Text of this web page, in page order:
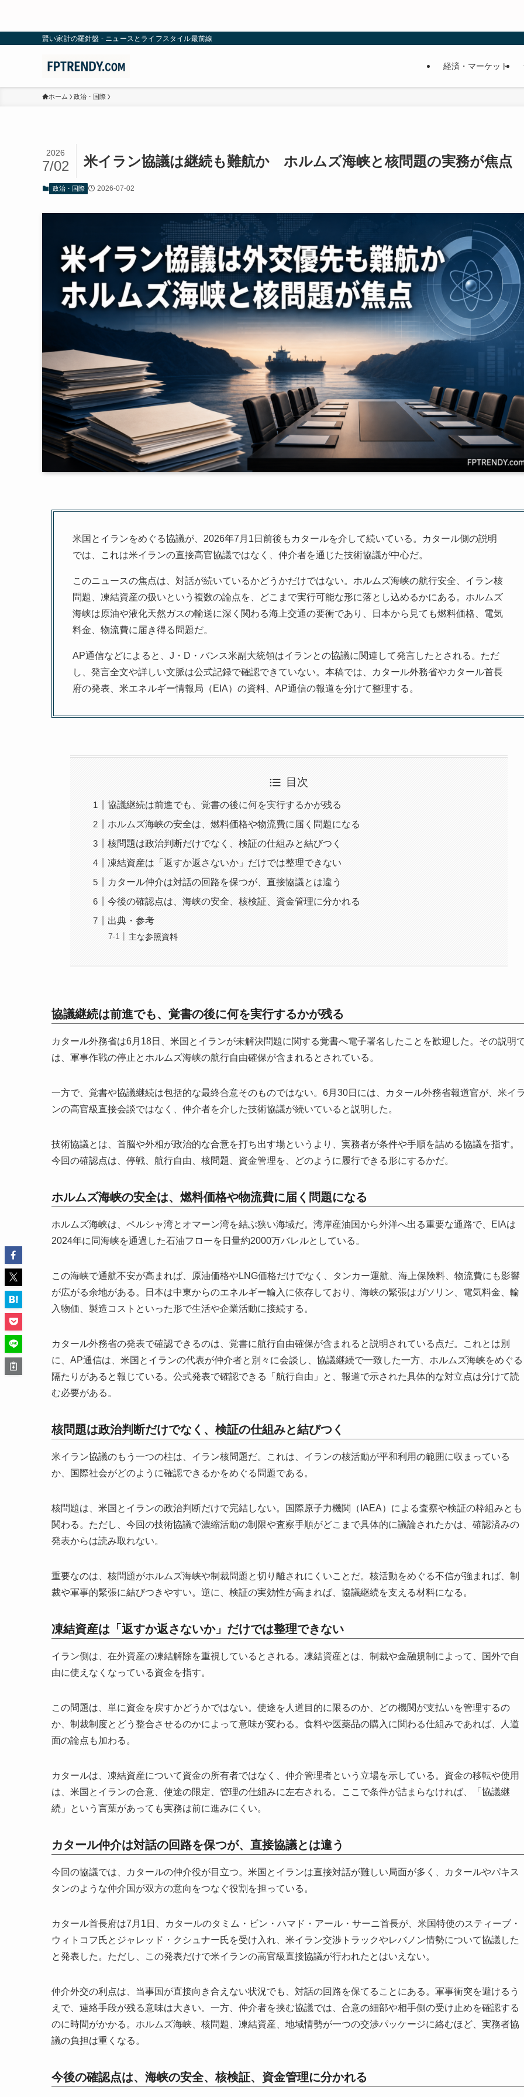
賢い家計の羅針盤 - ニュースとライフスタイル最前線
経済・マーケット
ホーム 政治・国際
米イラン協議は継続も難航か ホルムズ海峡と核問題の実務が焦点
2026
7/02
政治・国際 2026-07-02
米国とイランをめぐる協議が、2026年7月1日前後もカタールを介して続いている。カタール側の説明
では、これは米イランの直接高官協議ではなく、仲介者を通じた技術協議が中心だ。
このニュースの焦点は、対話が続いているかどうかだけではない。ホルムズ海峡の航行安全、イラン核
問題、凍結資産の扱いという複数の論点を、どこまで実行可能な形に落とし込めるかにある。ホルムズ
海峡は原油や液化天然ガスの輸送に深く関わる海上交通の要衝であり、日本から見ても燃料価格、電気
料金、物流費に届き得る問題だ。
AP通信などによると、J・D・バンス米副大統領はイランとの協議に関連して発言したとされる。ただ
し、発言全文や詳しい文脈は公式記録で確認できていない。本稿では、カタール外務省やカタール首長
府の発表、米エネルギー情報局（EIA）の資料、AP通信の報道を分けて整理する。
目次
協議継続は前進でも、覚書の後に何を実行するかが残る
ホルムズ海峡の安全は、燃料価格や物流費に届く問題になる
核問題は政治判断だけでなく、検証の仕組みと結びつく
凍結資産は「返すか返さないか」だけでは整理できない
カタール仲介は対話の回路を保つが、直接協議とは違う
今後の確認点は、海峡の安全、核検証、資金管理に分かれる
出典・参考
主な参照資料
協議継続は前進でも、覚書の後に何を実行するかが残る
カタール外務省は6月18日、米国とイランが未解決問題に関する覚書へ電子署名したことを歓迎した。その説明
は、軍事作戦の停止とホルムズ海峡の航行自由確保が含まれるとされている。
一方で、覚書や協議継続は包括的な最終合意そのものではない。6月30日には、カタール外務省報道官が、米イ
ンの高官級直接会談ではなく、仲介者を介した技術協議が続いていると説明した。
技術協議とは、首脳や外相が政治的な合意を打ち出す場というより、実務者が条件や手順を詰める協議を指す。
今回の確認点は、停戦、航行自由、核問題、資金管理を、どのように履行できる形にするかだ。
ホルムズ海峡の安全は、燃料価格や物流費に届く問題になる
ホルムズ海峡は、ペルシャ湾とオマーン湾を結ぶ狭い海域だ。湾岸産油国から外洋へ出る重要な通路で、EIAは
2024年に同海峡を通過した石油フローを日量約2000万バレルとしている。
この海峡で通航不安が高まれば、原油価格やLNG価格だけでなく、タンカー運航、海上保険料、物流費にも影響
が広がる余地がある。日本は中東からのエネルギー輸入に依存しており、海峡の緊張はガソリン、電気料金、輸
入物価、製造コストといった形で生活や企業活動に接続する。
カタール外務省の発表で確認できるのは、覚書に航行自由確保が含まれると説明されている点だ。これとは別
に、AP通信は、米国とイランの代表が仲介者と別々に会談し、協議継続で一致した一方、ホルムズ海峡をめぐる
隔たりがあると報じている。公式発表で確認できる「航行自由」と、報道で示された具体的な対立点は分けて読
む必要がある。
核問題は政治判断だけでなく、検証の仕組みと結びつく
米イラン協議のもう一つの柱は、イラン核問題だ。これは、イランの核活動が平和利用の範囲に収まっている
か、国際社会がどのように確認できるかをめぐる問題である。
核問題は、米国とイランの政治判断だけで完結しない。国際原子力機関（IAEA）による査察や検証の枠組みとも
関わる。ただし、今回の技術協議で濃縮活動の制限や査察手順がどこまで具体的に議論されたかは、確認済みの
発表からは読み取れない。
重要なのは、核問題がホルムズ海峡や制裁問題と切り離されにくいことだ。核活動をめぐる不信が強まれば、制
裁や軍事的緊張に結びつきやすい。逆に、検証の実効性が高まれば、協議継続を支える材料になる。
凍結資産は「返すか返さないか」だけでは整理できない
イラン側は、在外資産の凍結解除を重視しているとされる。凍結資産とは、制裁や金融規制によって、国外で自
由に使えなくなっている資金を指す。
この問題は、単に資金を戻すかどうかではない。使途を人道目的に限るのか、どの機関が支払いを管理するの
か、制裁制度とどう整合させるのかによって意味が変わる。食料や医薬品の購入に関わる仕組みであれば、人道
面の論点も加わる。
カタールは、凍結資産について資金の所有者ではなく、仲介管理者という立場を示している。資金の移転や使用
は、米国とイランの合意、使途の限定、管理の仕組みに左右される。ここで条件が詰まらなければ、「協議継
続」という言葉があっても実務は前に進みにくい。
カタール仲介は対話の回路を保つが、直接協議とは違う
今回の協議では、カタールの仲介役が目立つ。米国とイランは直接対話が難しい局面が多く、カタールやパキス
タンのような仲介国が双方の意向をつなぐ役割を担っている。
カタール首長府は7月1日、カタールのタミム・ビン・ハマド・アール・サーニ首長が、米国特使のスティーブ・
ウィトコフ氏とジャレッド・クシュナー氏を受け入れ、米イラン交渉トラックやレバノン情勢について協議した
と発表した。ただし、この発表だけで米イランの高官級直接協議が行われたとはいえない。
仲介外交の利点は、当事国が直接向き合えない状況でも、対話の回路を保てることにある。軍事衝突を避けるう
えで、連絡手段が残る意味は大きい。一方、仲介者を挟む協議では、合意の細部や相手側の受け止めを確認する
のに時間がかかる。ホルムズ海峡、核問題、凍結資産、地域情勢が一つの交渉パッケージに絡むほど、実務者協
議の負担は重くなる。
今後の確認点は、海峡の安全、核検証、資金管理に分かれる